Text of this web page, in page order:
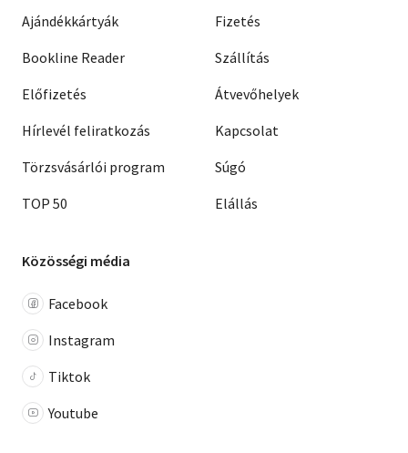
Ajándékkártyák
Bookline Reader
Előfizetés
Hírlevél feliratkozás
Törzsvásárlói program
TOP 50
Fizetés
Szállítás
Átvevőhelyek
Kapcsolat
Súgó
Elállás
Közösségi média
Facebook
Instagram
Tiktok
Youtube